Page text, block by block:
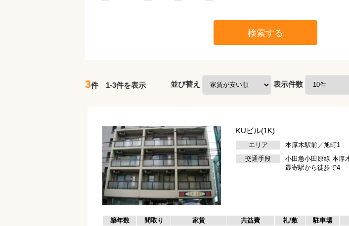
検索する
3件 1-3件を表示 並び替え 表示件数
KUビル(1K)
エリア
本厚木駅前／旭町1
交通手段
小田急小田原線 本厚
最寄駅から徒歩で4
築年数 間取り 家賃 共益費 礼/敷 駐車場